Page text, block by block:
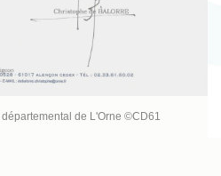
de L'Orne ©CD61